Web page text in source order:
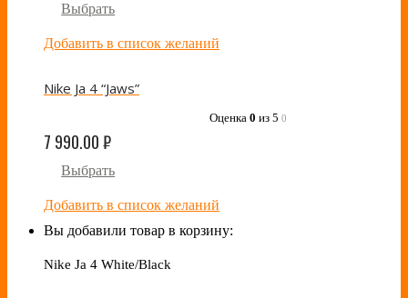
Выбрать
Добавить в список желаний
Nike Ja 4 “Jaws”
Оценка 0 из 5 0
7 990.00₽
Выбрать
Добавить в список желаний
Вы добавили товар в корзину:
Nike Ja 4 White/Black